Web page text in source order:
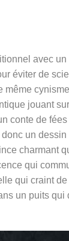
avec
éviter de
jouant
conte de
donc un
charmant
qui
qui craint
un puits